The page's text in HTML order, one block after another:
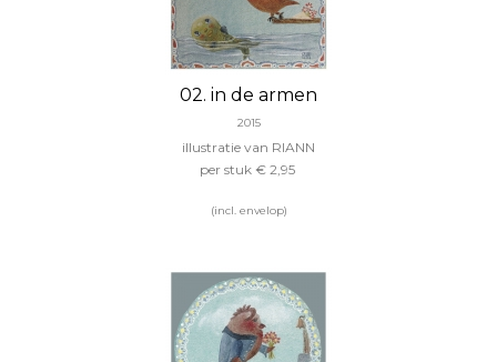
02. in de armen
2015
illustratie van RIANN
per stuk € 2,95
(incl. envelop)